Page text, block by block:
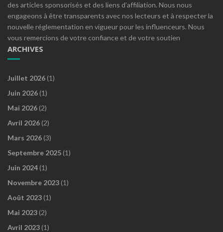
des articles sponsorisés et des liens d’affiliation. Nous nous
engageons à être transparents avec nos lecteurs et à respecter la
nouvelle réglementation en vigueur pour les influenceurs. Nous
vous remercions de votre confiance et de votre soutien
ARCHIVES
Juillet 2026 (1)
Juin 2026 (1)
Mai 2026 (2)
Avril 2026 (2)
Mars 2026 (3)
Septembre 2025 (1)
Juin 2024 (1)
Novembre 2023 (1)
Août 2023 (1)
Mai 2023 (2)
Avril 2023 (1)